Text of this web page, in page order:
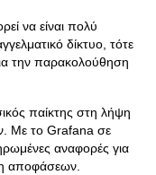
να είναι πολύ
δίκτυο, τότε
την παρακολούθηση
παίκτης στη λήψη
Με το Grafana σε
αναφορές για
αποφάσεων.